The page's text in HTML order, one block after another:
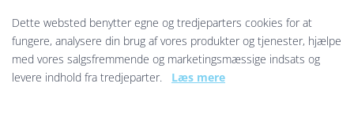
Dette websted benytter egne og tredjeparters cookies for at
fungere, analysere din brug af vores produkter og tjenester, hjælpe
med vores salgsfremmende og marketingsmæssige indsats og
levere indhold fra tredjeparter. Læs mere